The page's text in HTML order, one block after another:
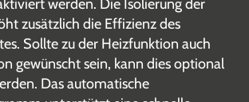
werden. Die Isolierung der
zusätzlich die Effizienz des
Sollte zu der Heizfunktion auch
gewünscht sein, kann dies optional
Das automatische